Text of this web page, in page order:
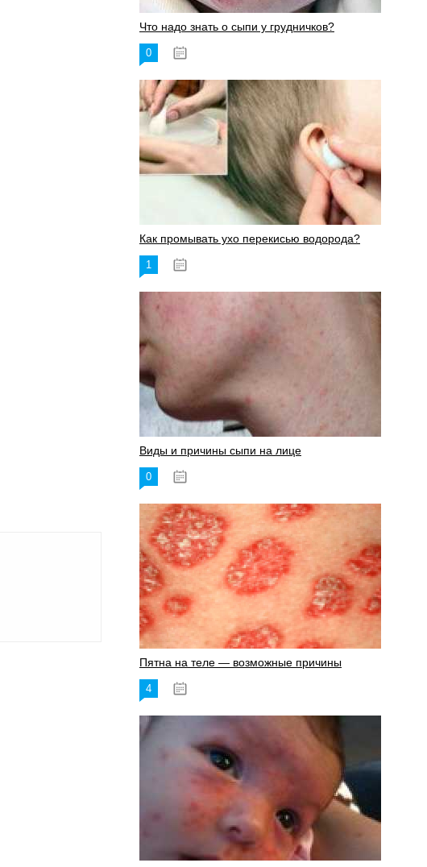
Что надо знать о сыпи у грудничков?
0
Как промывать ухо перекисью водорода?
1
Виды и причины сыпи на лице
0
Пятна на теле — возможные причины
4